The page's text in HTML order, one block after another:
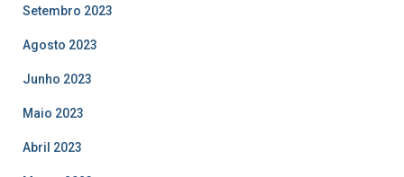
Setembro 2023
Agosto 2023
Junho 2023
Maio 2023
Abril 2023